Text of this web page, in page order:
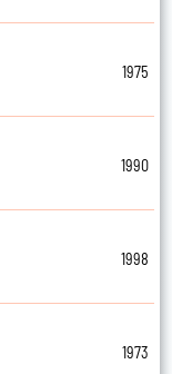
1975
1990
1998
1973